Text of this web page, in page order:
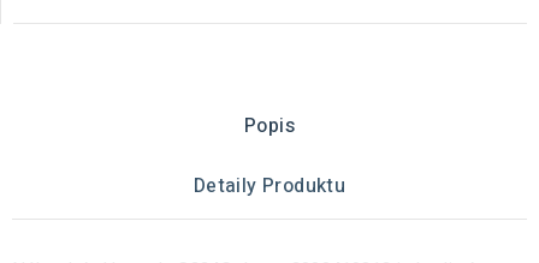
Popis
Detaily Produktu